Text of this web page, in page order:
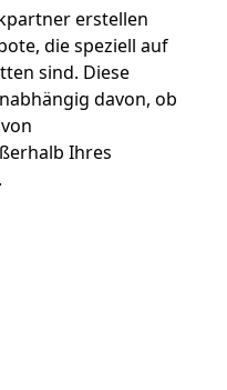
erstellen
die speziell auf
sind. Diese
davon, ob
Ihres